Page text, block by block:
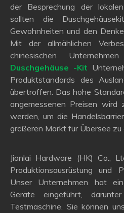
der Besprechung der
sollten die
Gewohnheiten und den
Mit der allmählichen
chinesischen
Duschgehäuse -Kit
Produktstandards des
übertroffen. Das hohe
angemessenen Preisen wird
werden, um die
größeren Markt für Übersee zu
Jianlai Hardware (HK) Co.,
Produktionsausrüstung und
Unser Unternehmen hat
Geräte eingeführt,
Testmaschine. Sie können